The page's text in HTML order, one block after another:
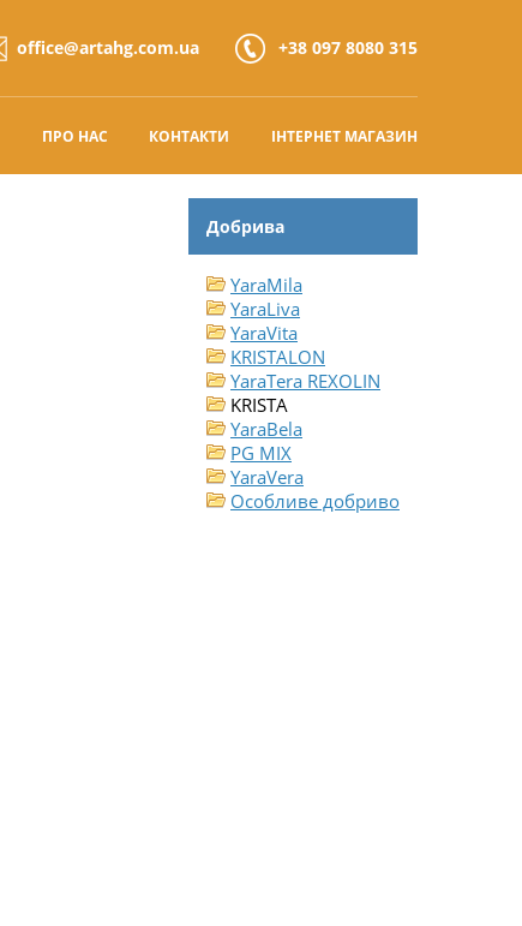
office@artahg.com.ua +38 097 8080 315
ПРО НАС КОНТАКТИ ІНТЕРНЕТ МАГАЗИН
Добрива
YaraMila
YaraLiva
YaraVita
KRISTALON
YaraTera REXOLIN
KRISTA
YaraBela
PG MIX
YaraVera
Особливе добриво